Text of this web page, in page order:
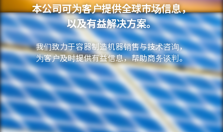
本公司可为客户提供全球市场信息，
以及有益解决方案。
我们致力于容器制造机器销售与技术咨询，
为客户及时提供有益信息，帮助商务谈判。